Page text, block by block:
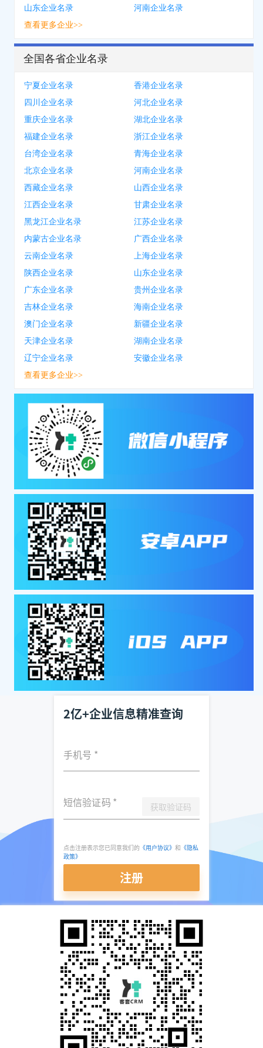
山东企业名录
河南企业名录
查看更多企业>>
全国各省企业名录
宁夏企业名录
香港企业名录
四川企业名录
河北企业名录
重庆企业名录
湖北企业名录
福建企业名录
浙江企业名录
台湾企业名录
青海企业名录
北京企业名录
河南企业名录
西藏企业名录
山西企业名录
江西企业名录
甘肃企业名录
黑龙江企业名录
江苏企业名录
内蒙古企业名录
广西企业名录
云南企业名录
上海企业名录
陕西企业名录
山东企业名录
广东企业名录
贵州企业名录
吉林企业名录
海南企业名录
澳门企业名录
新疆企业名录
天津企业名录
湖南企业名录
辽宁企业名录
安徽企业名录
查看更多企业>>
2亿+企业信息精准查询
手机号 *
短信验证码 * 获取验证码
点击注册表示您已同意我们的 《用户协议》 和 《隐私
政策》
注册